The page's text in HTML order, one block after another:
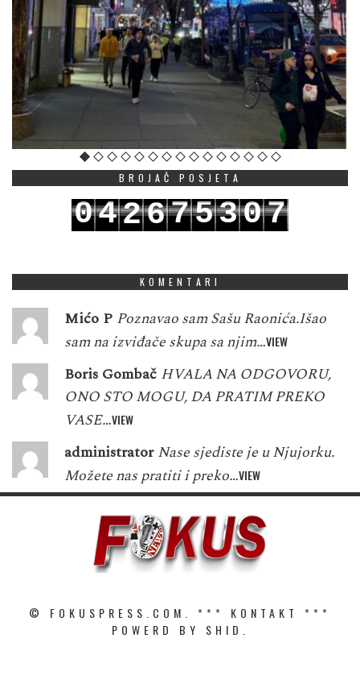
BROJAČ POSJETA
042675307
KOMENTARI
Mićo P Poznavao sam Sašu Raonića.Išao
sam na izviđače skupa sa njim…VIEW
Boris Gombač HVALA NA ODGOVORU,
ONO STO MOGU, DA PRATIM PREKO
VASE…VIEW
administrator Nase sjediste je u Njujorku.
Možete nas pratiti i preko…VIEW
© FOKUSPRESS.COM. *** KONTAKT
***
POWERD BY SHID.